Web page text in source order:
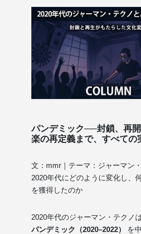
パンデミック──封鎖、再
楽の再定義まで、すべての
文：mmr｜テーマ：ジャーマン
2020年代にどのように変化し、
を獲得したのか
2020年代のジャーマン・テクノは
パンデミック（2020–2022）
を